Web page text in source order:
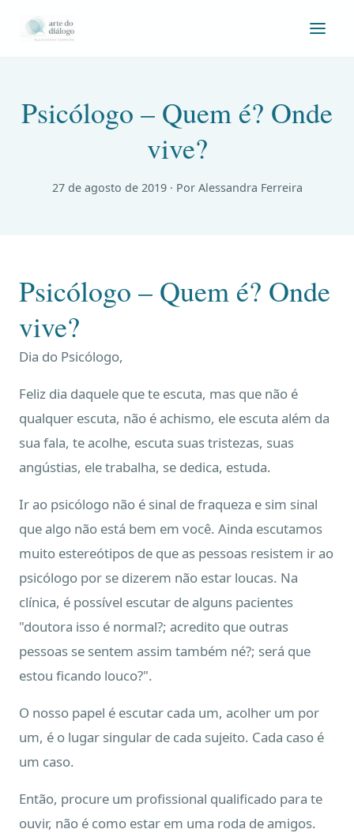
Psicólogo – Quem é? Onde
vive?
27 de agosto de 2019· Por Alessandra Ferreira
Psicólogo – Quem é? Onde
vive?
Dia do Psicólogo,
Feliz dia daquele que te escuta, mas que não é
qualquer escuta, não é achismo, ele escuta além da
sua fala, te acolhe, escuta suas tristezas, suas
angústias, ele trabalha, se dedica, estuda.
Ir ao psicólogo não é sinal de fraqueza e sim sinal
que algo não está bem em você. Ainda escutamos
muito estereótipos de que as pessoas resistem ir ao
psicólogo por se dizerem não estar loucas. Na
clínica, é possível escutar de alguns pacientes
"doutora isso é normal?; acredito que outras
pessoas se sentem assim também né?; será que
estou ficando louco?".
O nosso papel é escutar cada um, acolher um por
um, é o lugar singular de cada sujeito. Cada caso é
um caso.
Então, procure um profissional qualificado para te
ouvir, não é como estar em uma roda de amigos.